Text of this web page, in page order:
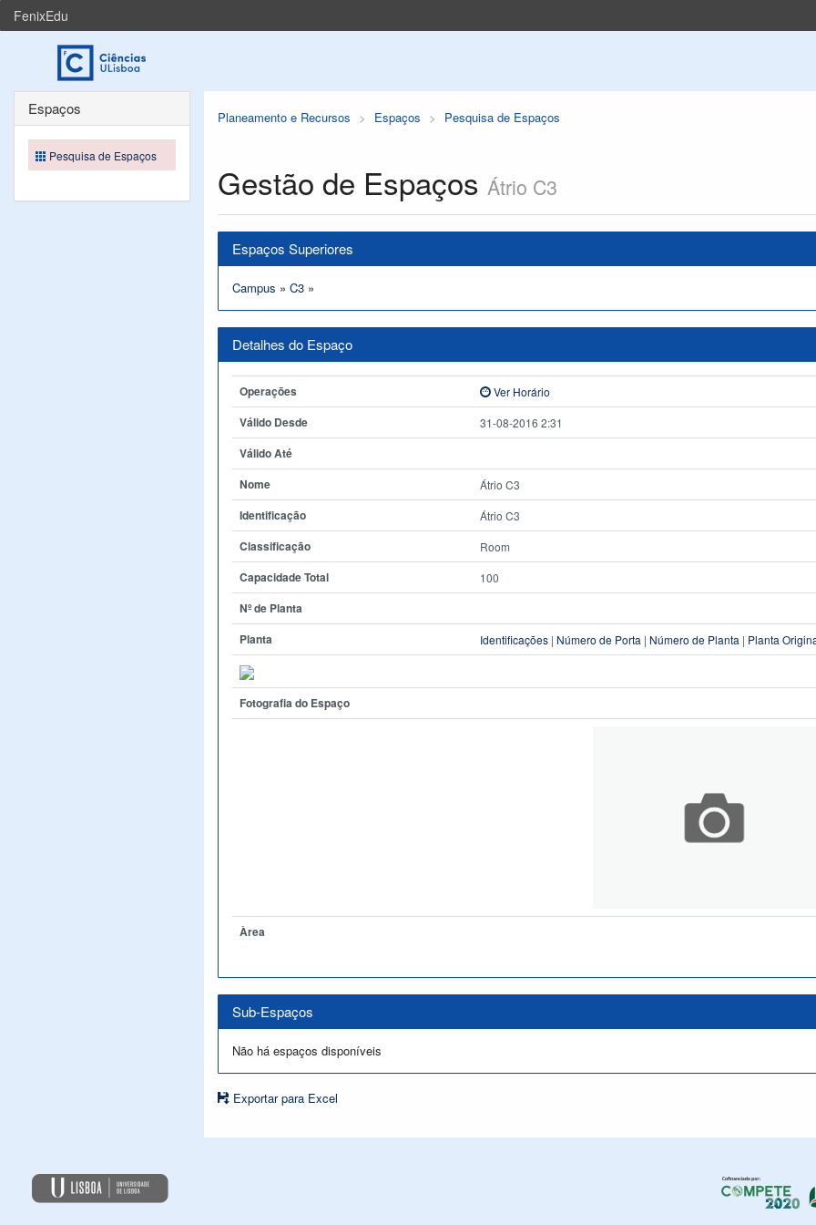
FenixEdu
Planeamento e Recursos Espaços Pesquisa de Espaços
Gestão de Espaços Átrio C3
Espaços Superiores
Campus » C3 »
Detalhes do Espaço
Operações Ver Horário
Válido Desde 31-08-2016 2:31
Válido Até
Nome
Átrio C3
Identificação Átrio C3
Classificação Room
Capacidade Total 100
Nº de Planta
Planta
Identificações | Número de Porta | Número de Planta | Planta
Fotografia do Espaço
Àrea
Sub-Espaços
Não há espaços disponíveis
Exportar para Excel
Espaços
Pesquisa de Espaços